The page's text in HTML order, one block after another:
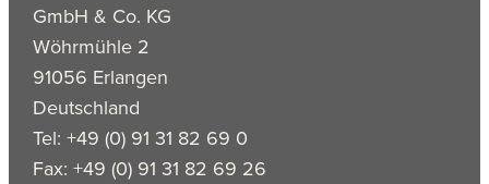
GmbH & Co. KG
Wöhrmühle 2
91056 Erlangen
Deutschland
Tel: +49 (0) 91 31 82 69 0
Fax: +49 (0) 91 31 82 69 26